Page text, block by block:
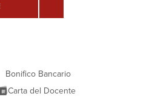
Bonifico Bancario
Carta del Docente